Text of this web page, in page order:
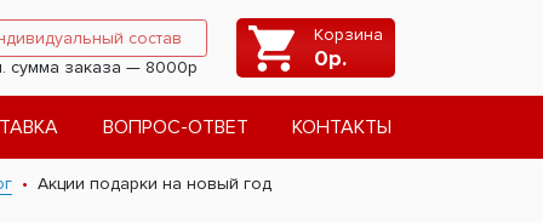
состав
сумма заказа — 8000р
Корзина
0р.
ВОПРОС-ОТВЕТ КОНТАКТЫ
Акции подарки на новый год